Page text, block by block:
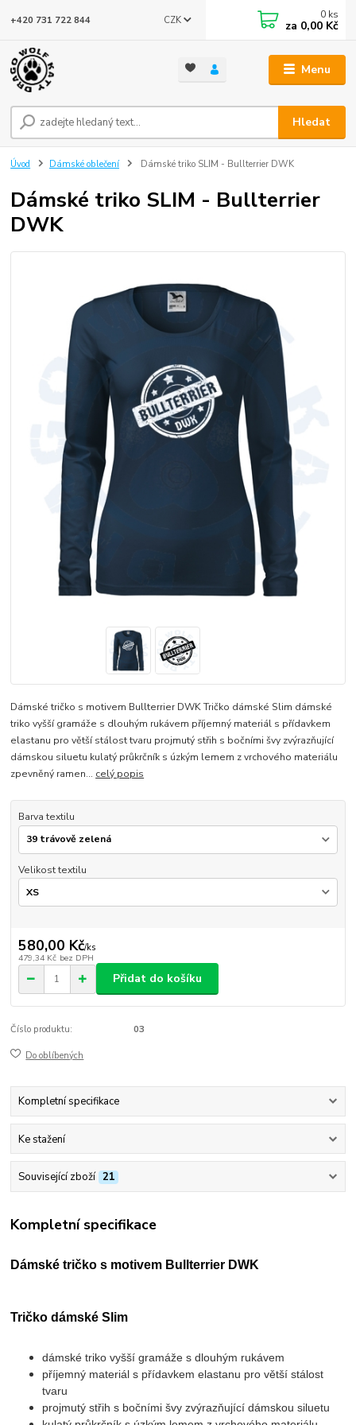
Menu
CZK
Hledat
+420 731 722 844 0 ks
za 0,00 Kč
Úvod Dámské oblečení Dámské triko SLIM - Bullterrier DWK
Dámské triko SLIM - Bullterrier
DWK
Dámské tričko s motivem Bullterrier DWK Tričko dámské Slim dámské
triko vyšší gramáže s dlouhým rukávem příjemný materiál s přídavkem
elastanu pro větší stálost tvaru projmutý střih s bočními švy zvýrazňující
dámskou siluetu kulatý průkrčník s úzkým lemem z vrchového materiálu
zpevněný ramen... celý popis
Barva textilu
Velikost textilu
580,00 Kč/ks
479,34 Kč bez DPH
Přidat do košíku
Číslo produktu: 03
Do oblíbených
Kompletní specifikace
Ke stažení
Související zboží 21
Kompletní specifikace
Dámské tričko s motivem Bullterrier DWK
Tričko dámské Slim
dámské triko vyšší gramáže s dlouhým rukávem
příjemný materiál s přídavkem elastanu pro větší stálost
tvaru
projmutý střih s bočními švy zvýrazňující dámskou siluetu